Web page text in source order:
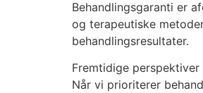
Behandlingsgaranti er
og terapeutiske
behandlingsresultater.
Fremtidige
Når vi prioriterer